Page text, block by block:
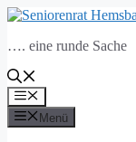
Zum
springen
…. eine runde Sache
Menü
Menü